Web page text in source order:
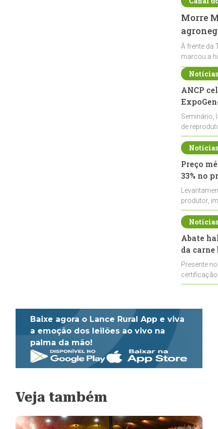
Morre
À frente da
marcou a
ANCP
Seminário,
de
durante a
Preço
33% no
produtor,
de leite cru
Abate
da
Presente
Baixe agora o Lance Rural App e viva
a emoção dos leilões ao vivo na
palma da mão!
Veja também